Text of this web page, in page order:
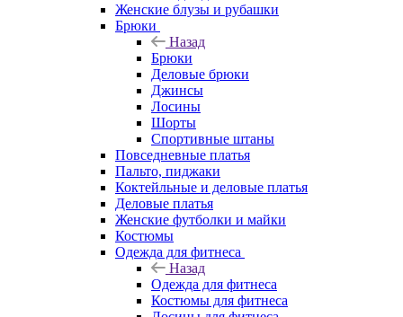
Женские блузы и рубашки
Брюки
Назад
Брюки
Деловые брюки
Джинсы
Лосины
Шорты
Спортивные штаны
Повседневные платья
Пальто, пиджаки
Коктейльные и деловые платья
Деловые платья
Женские футболки и майки
Костюмы
Одежда для фитнеса
Назад
Одежда для фитнеса
Костюмы для фитнеса